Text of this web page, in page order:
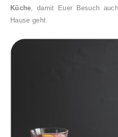
Küche , damit Euer Besuch
Hause geht.